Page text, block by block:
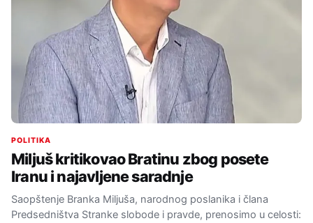
POLITIKA
Miljuš kritikovao Bratinu zbog posete
Iranu i najavljene saradnje
Saopštenje Branka Miljuša, narodnog poslanika i člana
Predsedništva Stranke slobode i pravde, prenosimo u celosti: